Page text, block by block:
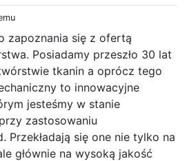
zapoznania się z ofertą
Posiadamy przeszło 30 lat
tkanin a oprócz tego
to innowacyjne
jesteśmy w stanie
zastosowaniu
Przekładają się one nie tylko na
głównie na wysoką jakość